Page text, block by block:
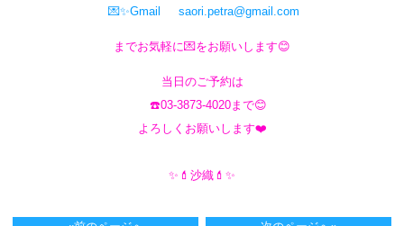
💌✨Gmail saori.petra@gmail.com
までお気軽に💌をお願いします😊
当日のご予約は
☎️03-3873-4020まで😊
よろしくお願いします❤️
✨💄沙織💄✨